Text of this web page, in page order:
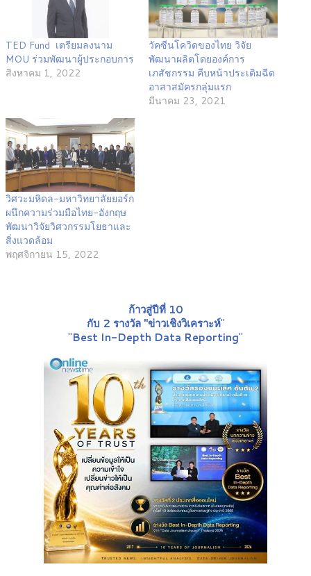
TED Fund เตรียมลงนาม
MOU ร่วมพัฒนาผู้ประกอบการ
สิงหาคม 1, 2022
วัคซีนโควิดของไทย วิจัย
พัฒนาผลิตโดยองค์การ
เภสัชกรรม คืบหน้าประเดิมฉีด
อาสาสมัครกลุ่มแรก
มีนาคม 23, 2021
วิศวะมหิดล-มหาวิทยาลัยยอร์ก
ผนึกความร่วมมือไทย-อังกฤษ
พัฒนาวิจัยวิศวกรรมโยธาและ
สิ่งแวดล้อม
พฤศจิกายน 15, 2022
ก้าวสู่ปีที่ 10
กับ 2 รางวัล "ข่าวเชิงวิเคราะห์"
"Best In-Depth Data Reporting"